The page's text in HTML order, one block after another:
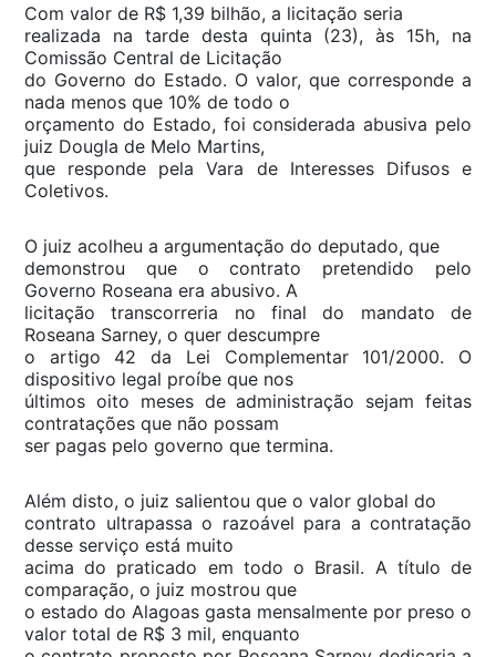
Com valor de R$ 1,39 bilhão, a licitação seria
realizada na tarde desta quinta (23), às 15h, na
Comissão Central de Licitação
do Governo do Estado. O valor, que corresponde a
nada menos que 10% de todo o
orçamento do Estado, foi considerada abusiva pelo
juiz Dougla de Melo Martins,
que responde pela Vara de Interesses Difusos e
Coletivos.
O juiz acolheu a argumentação do deputado, que
demonstrou que o contrato pretendido pelo
Governo Roseana era abusivo. A
licitação transcorreria no final do mandato de
Roseana Sarney, o quer descumpre
o artigo 42 da Lei Complementar 101/2000. O
dispositivo legal proíbe que nos
últimos oito meses de administração sejam feitas
contratações que não possam
ser pagas pelo governo que termina.
Além disto, o juiz salientou que o valor global do
contrato ultrapassa o razoável para a contratação
desse serviço está muito
acima do praticado em todo o Brasil. A título de
comparação, o juiz mostrou que
o estado do Alagoas gasta mensalmente por preso o
valor total de R$ 3 mil, enquanto